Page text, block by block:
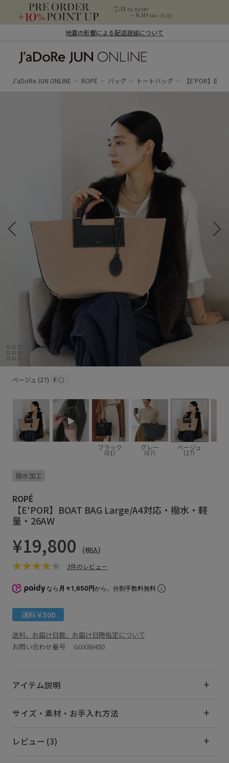
地震の影響による配送遅延について
ン オンライン）
J'aDoRe JUN ONLINE ROPÉ バッグ トートバッグ 【E'POR】
ベージュ (27) F○
ブラック
(01)
グレー
(07)
ベージュ
(27)
撥水加工
ROPÉ
【E'POR】BOAT BAG Large/A4対応・撥水・軽
量・26AW
¥19,800 (税込)
3件のレビュー
なら 月々1,650円から。分割手数料無料
送料￥500
送料、お届け日数、お届け日時指定について
お問い合わせ番号 GGX86450
アイテム説明
サイズ・素材・お手入れ方法
レビュー (3)